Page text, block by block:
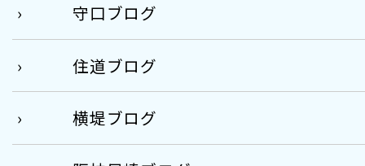
守口ブログ
住道ブログ
横堤ブログ